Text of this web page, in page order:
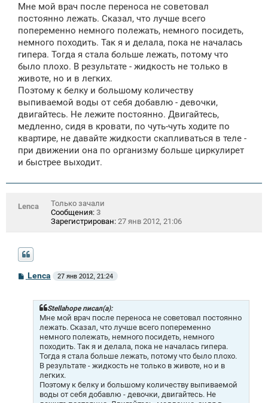
б
щ
н
Мне мой врач после переноса не советовал
постоянно лежать. Сказал, что лучше всего
попеременно немного полежать, немного посидеть,
немного походить. Так я и делала, пока не началась
гипера. Тогда я стала больше лежать, потому что
было плохо. В результате - жидкость не только в
животе, но и в легких.
Поэтому к белку и большому количеству
выпиваемой воды от себя добавлю - девочки,
двигайтесь. Не лежите постоянно. Двигайтесь,
медленно, сидя в кровати, по чуть-чуть ходите по
квартире, не давайте жидкости скапливаться в теле -
при движении она по организму больше циркулирет
и быстрее выходит.
Lenca
Только зачали
Сообщения: 3
Зарегистрирован: 27 янв 2012, 21:06
С
о
Lenca 27 янв 2012, 21:24
Stellahope писал(а):
Мне мой врач после переноса не советовал постоянно
лежать. Сказал, что лучше всего попеременно
немного полежать, немного посидеть, немного
походить. Так я и делала, пока не началась гипера.
Тогда я стала больше лежать, потому что было плохо.
В результате - жидкость не только в животе, но и в
легких.
Поэтому к белку и большому количеству выпиваемой
воды от себя добавлю - девочки, двигайтесь. Не